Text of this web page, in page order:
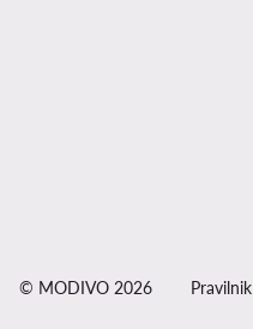
© MODIVO 2026 Pravilnik